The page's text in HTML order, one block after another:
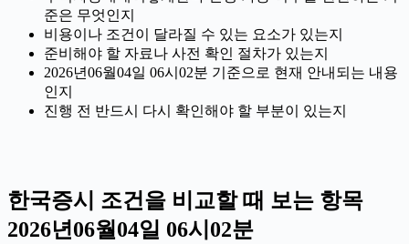
준은 무엇인지
비용이나 조건이 달라질 수 있는 요소가 있는지
준비해야 할 자료나 사전 확인 절차가 있는지
2026년06월04일 06시02분 기준으로 현재 안내되는 내용
인지
진행 전 반드시 다시 확인해야 할 부분이 있는지
한국증시 조건을 비교할 때 보는 항목
2026년06월04일 06시02분